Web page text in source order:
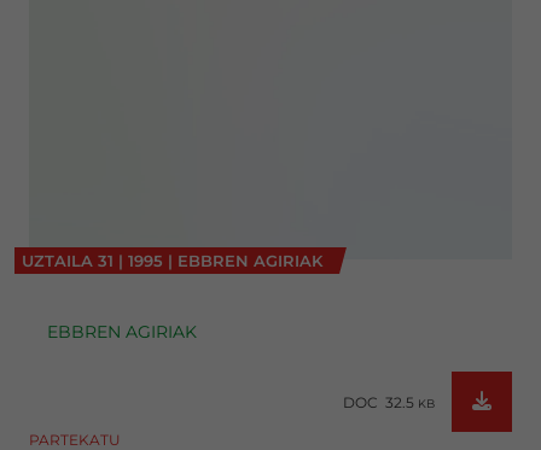
UZTAILA 31 | 1995 | EBBREN AGIRIAK
EBBREN AGIRIAK
DOC 32.5 KB
PARTEKATU